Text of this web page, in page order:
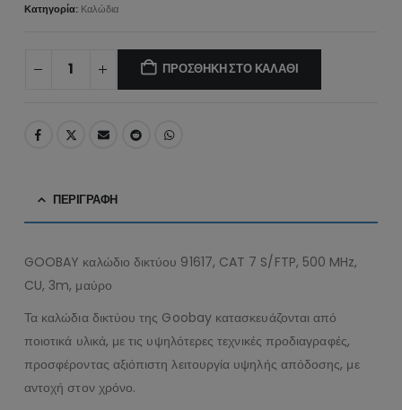
Κατηγορία: Καλώδια
ΠΡΟΣΘΉΚΗ ΣΤΟ ΚΑΛΆΘΙ
ΠΕΡΙΓΡΑΦΉ
GOOBAY καλώδιο δικτύου 91617, CAT 7 S/FTP, 500 MHz,
CU, 3m, μαύρο
Τα καλώδια δικτύου της Goobay κατασκευάζονται από
ποιοτικά υλικά, με τις υψηλότερες τεχνικές προδιαγραφές,
προσφέροντας αξιόπιστη λειτουργία υψηλής απόδοσης, με
αντοχή στον χρόνο.